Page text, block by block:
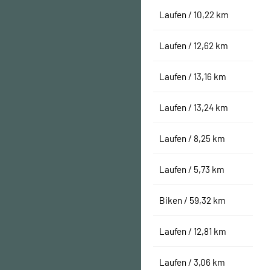
Laufen / 10,22 km
Laufen / 12,62 km
Laufen / 13,16 km
Laufen / 13,24 km
Laufen / 8,25 km
Laufen / 5,73 km
Biken / 59,32 km
Laufen / 12,81 km
Laufen / 3,06 km